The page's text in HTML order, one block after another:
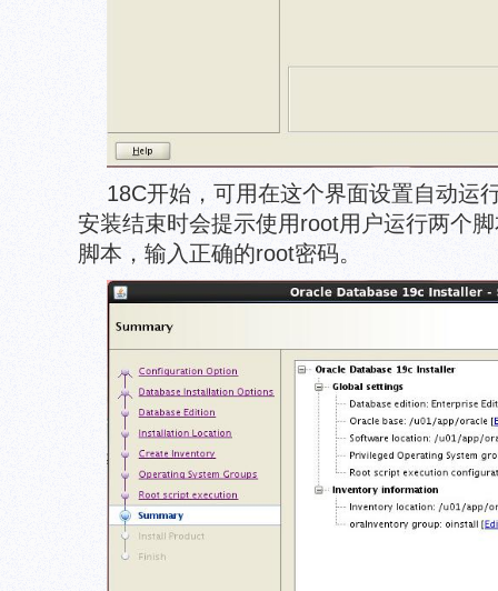
18C开始，可用在这个界面设置自动运
安装结束时会提示使用root用户运行两个
脚本，输入正确的root密码。